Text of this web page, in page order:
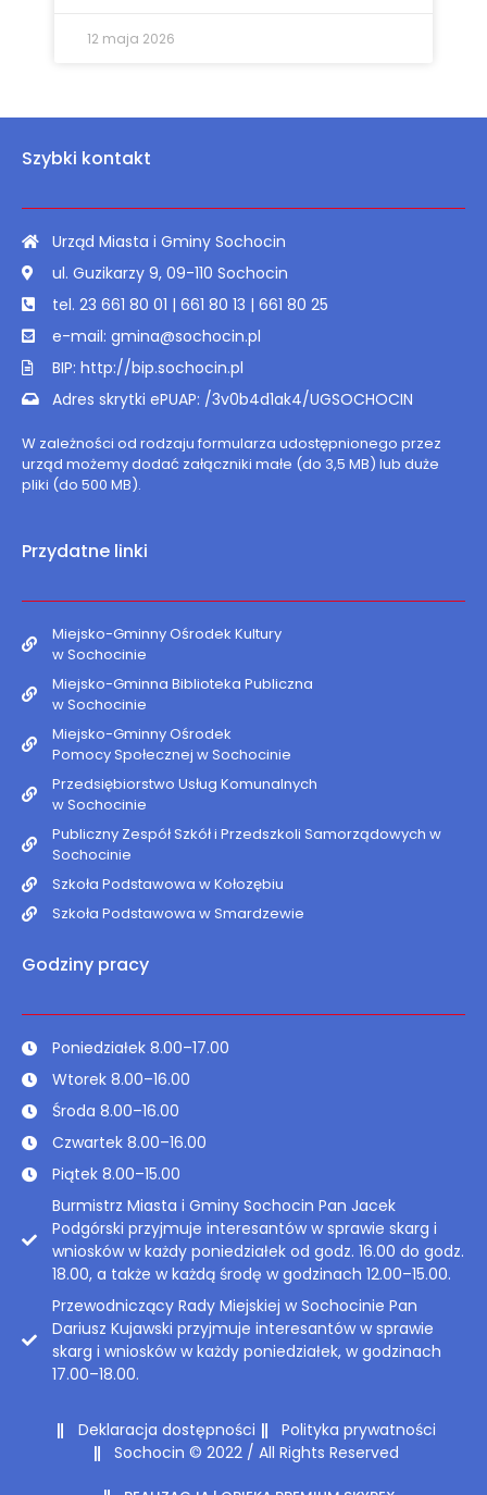
12 maja 2026
Szybki kontakt
Urząd Miasta i Gminy Sochocin
ul. Guzikarzy 9, 09-110 Sochocin
tel. 23 661 80 01 | 661 80 13 | 661 80 25
e-mail: gmina@sochocin.pl
BIP: http://bip.sochocin.pl
Adres skrytki ePUAP: /3v0b4d1ak4/UGSOCHOCIN
W zależności od rodzaju formularza udostępnionego przez
urząd możemy dodać załączniki małe (do 3,5 MB) lub duże
pliki (do 500 MB).
Przydatne linki
Miejsko-Gminny Ośrodek Kultury
w Sochocinie
Miejsko-Gminna Biblioteka Publiczna
w Sochocinie
Miejsko-Gminny Ośrodek
Pomocy Społecznej w Sochocinie
Przedsiębiorstwo Usług Komunalnych
w Sochocinie
Publiczny Zespół Szkół i Przedszkoli Samorządowych w
Sochocinie
Szkoła Podstawowa w Kołozębiu
Szkoła Podstawowa w Smardzewie
Godziny pracy
Poniedziałek 8.00–17.00
Wtorek 8.00–16.00
Środa 8.00–16.00
Czwartek 8.00–16.00
Piątek 8.00–15.00
Burmistrz Miasta i Gminy Sochocin Pan Jacek
Podgórski przyjmuje interesantów w sprawie skarg i
wniosków w każdy poniedziałek od godz. 16.00 do godz.
18.00, a także w każdą środę w godzinach 12.00–15.00.
Przewodniczący Rady Miejskiej w Sochocinie Pan
Dariusz Kujawski przyjmuje interesantów w sprawie
skarg i wniosków w każdy poniedziałek, w godzinach
17.00–18.00.
Deklaracja dostępności
Polityka prywatności
Sochocin © 2022 / All Rights Reserved